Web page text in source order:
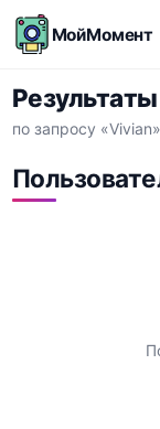
МойМомент
по запросу «Vivian»